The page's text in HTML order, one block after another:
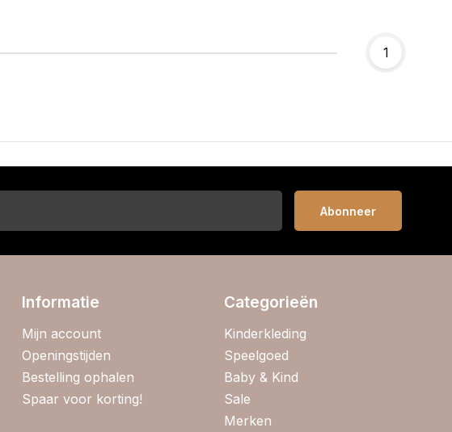
1
Abonneer
Informatie
Mijn account
Openingstijden
Bestelling ophalen
Spaar voor korting!
Categorieën
Kinderkleding
Speelgoed
Baby & Kind
Sale
Merken